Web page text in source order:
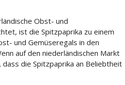
Obst- und
ist die Spitzpaprika zu einem
und Gemüseregals in den
auf den niederländischen Markt
die Spitzpaprika an Beliebtheit